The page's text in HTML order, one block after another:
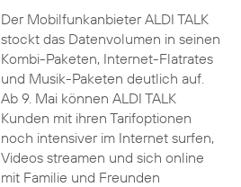
Der Mobilfunkanbieter ALDI TALK
stockt das Datenvolumen in seinen
Kombi-Paketen, Internet-Flatrates
und Musik-Paketen deutlich auf.
Ab 9. Mai können ALDI TALK
Kunden mit ihren Tarifoptionen
noch intensiver im Internet surfen,
Videos streamen und sich online
mit Familie und Freunden